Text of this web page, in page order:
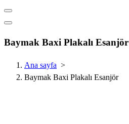
Baymak Baxi Plakalı Esanjör
Ana sayfa >
Baymak Baxi Plakalı Esanjör